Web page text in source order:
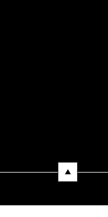
contrôler la